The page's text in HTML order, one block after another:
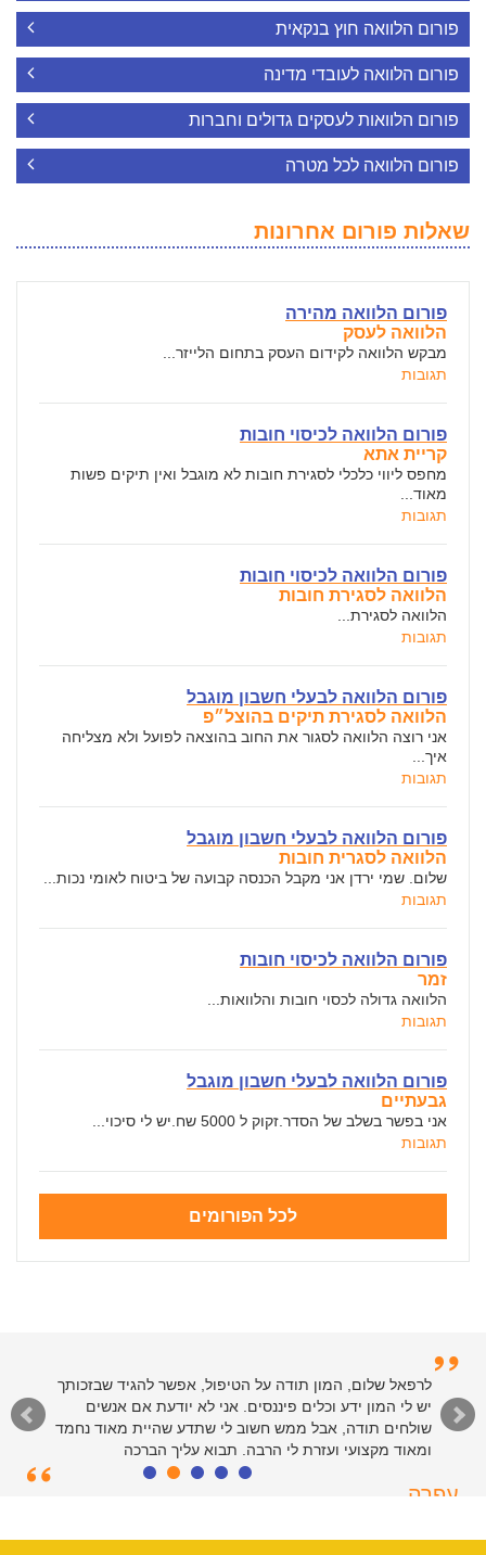
פורום הלוואה חוץ בנקאית
פורום הלוואה לעובדי מדינה
פורום הלוואות לעסקים גדולים וחברות
פורום הלוואה לכל מטרה
שאלות פורום אחרונות
פורום הלוואה מהירה
הלוואה לעסק
מבקש הלוואה לקידום העסק בתחום הלייזר...
תגובות
פורום הלוואה לכיסוי חובות
קריית אתא
מחפס ליווי כלכלי לסגירת חובות לא מוגבל ואין תיקים פשות
מאוד...
תגובות
פורום הלוואה לכיסוי חובות
הלוואה לסגירת חובות
הלוואה לסגירת...
תגובות
פורום הלוואה לבעלי חשבון מוגבל
הלוואה לסגירת תיקים בהוצל״פ
אני רוצה הלוואה לסגור את החוב בהוצאה לפועל ולא מצליחה
איך...
תגובות
פורום הלוואה לבעלי חשבון מוגבל
הלוואה לסגרית חובות
שלום. שמי ירדן אני מקבל הכנסה קבועה של ביטוח לאומי נכות...
תגובות
פורום הלוואה לכיסוי חובות
זמר
הלוואה גדולה לכסוי חובות והלוואות...
תגובות
פורום הלוואה לבעלי חשבון מוגבל
גבעתיים
אני בפשר בשלב של הסדר.זקוק ל 5000 שח.יש לי סיכוי...
תגובות
לכל הפורומים
לרפאל שלום, המון תודה על הטיפול, אפשר להגיד שבזכותך
יש לי המון ידע וכלים פיננסים. אני לא יודעת אם אנשים
שולחים תודה, אבל ממש חשוב לי שתדע שהיית מאוד נחמד
ומאוד מקצועי ועזרת לי הרבה. תבוא עליך הברכה
עפרה